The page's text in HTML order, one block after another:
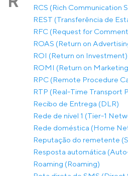
RCS (Rich Communication
REST (Transferência de
RFC (Request for
ROAS (Return on
ROI (Return on Investment)
ROMI (Return on
RPC (Remote Procedure
RTP (Real-Time Transport
Recibo de Entrega (DLR)
Rede de nível 1 (Tier-1
Rede doméstica (Home
Reputação do remetente
Resposta automática
Roaming (Roaming)